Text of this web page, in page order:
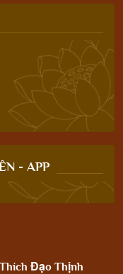
- APP
Đạo Thịnh